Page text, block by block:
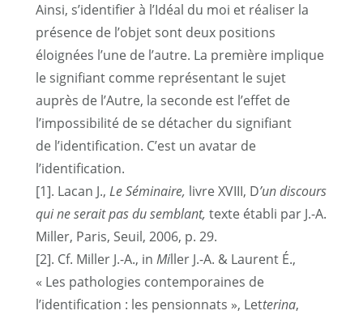
Ainsi, s’identifier à l’Idéal du moi et réaliser la
présence de l’objet sont deux positions
éloignées l’une de l’autre. La première implique
le signifiant comme représentant le sujet
auprès de l’Autre, la seconde est l’effet de
l’impossibilité de se détacher du signifiant
de l’identification. C’est un avatar de
l’identification.
[1]. Lacan J., Le Séminaire, livre XVIII, D’un discours
qui ne serait pas du semblant, texte établi par J.-A.
Miller, Paris, Seuil, 2006, p. 29.
[2]. Cf. Miller J.-A., in Miller J.-A. & Laurent É.,
« Les pathologies contemporaines de
l’identification : les pensionnats », Letterina,